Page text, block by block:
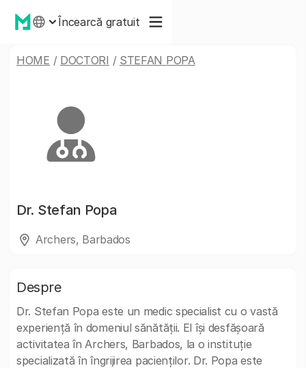
Încearcă gratuit
HOME / DOCTORI / STEFAN POPA
Dr. Stefan Popa
Archers, Barbados
Despre
Dr. Stefan Popa este un medic specialist cu o vastă
experiență în domeniul sănătății. El își desfășoară
activitatea în Archers, Barbados, la o instituție
specializată în îngrijirea pacienților. Dr. Popa este